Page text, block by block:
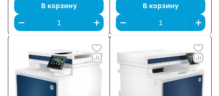
В корзину В корзину